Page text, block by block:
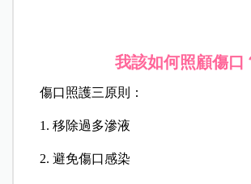
我該如何照顧傷口
傷口照護三原則：
1. 移除過多滲液
2. 避免傷口感染